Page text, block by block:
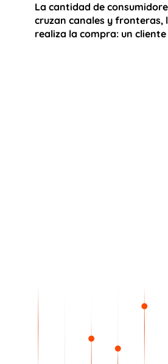
La cantidad de
cruzan canales y fronteras,
realiza la compra: un